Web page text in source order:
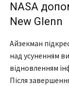
NASA
New Glenn
Айзекман
над усуненням
відновленням
Після